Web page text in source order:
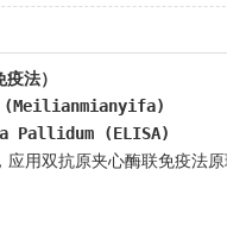
法）
(Meilianmianyifa)
Pallidum (ELISA)